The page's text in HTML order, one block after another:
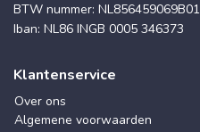
BTW nummer: NL856459069B01
Iban: NL86 INGB 0005 346373
Klantenservice
Over ons
Algemene voorwaarden